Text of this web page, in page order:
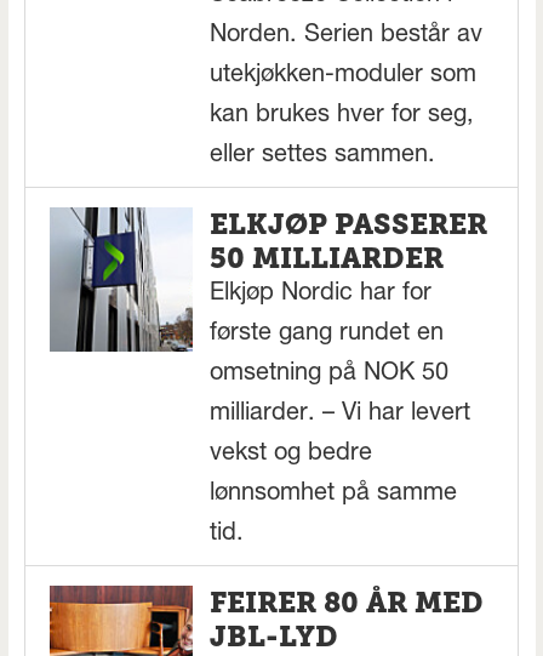
Norden. Serien består av
utekjøkken-moduler som
kan brukes hver for seg,
eller settes sammen.
ELKJØP PASSERER
50 MILLIARDER
Elkjøp Nordic har for
første gang rundet en
omsetning på NOK 50
milliarder. – Vi har levert
vekst og bedre
lønnsomhet på samme
tid.
FEIRER 80 ÅR MED
JBL-LYD